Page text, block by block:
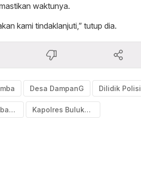
waktunya.
kami tindaklanjuti,” tutup dia.
Desa DampanG Dilidik Polisi
Dugaan Tambang Kapolres Bulukumba